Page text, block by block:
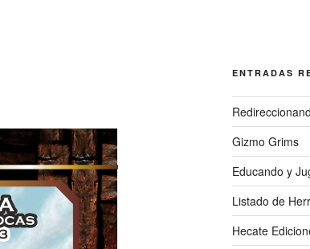
ENTRADAS
Gizmo Grims
Educando y
Listado de
Hecate